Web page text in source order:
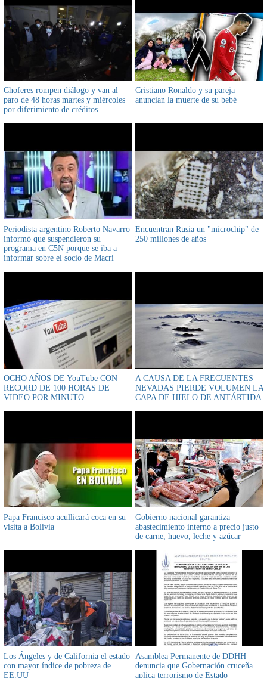
Choferes rompen diálogo y van al
paro de 48 horas martes y miércoles
por diferimiento de créditos
Cristiano Ronaldo y su pareja
anuncian la muerte de su bebé
Periodista argentino Roberto Navarro
informó que suspendieron su
programa en C5N porque se iba a
informar sobre el socio de Macri
Encuentran Rusia un "microchip" de
250 millones de años
OCHO AÑOS DE YouTube CON
RECORD DE 100 HORAS DE
VIDEO POR MINUTO
A CAUSA DE LA FRECUENTES
NEVADAS PIERDE VOLUMEN LA
CAPA DE HIELO DE ANTÁRTIDA
Papa Francisco acullicará coca en su
visita a Bolivia
Gobierno nacional garantiza
abastecimiento interno a precio justo
de carne, huevo, leche y azúcar
Los Ángeles y de California el estado
con mayor índice de pobreza de
EE.UU
Asamblea Permanente de DDHH
denuncia que Gobernación cruceña
aplica terrorismo de Estado